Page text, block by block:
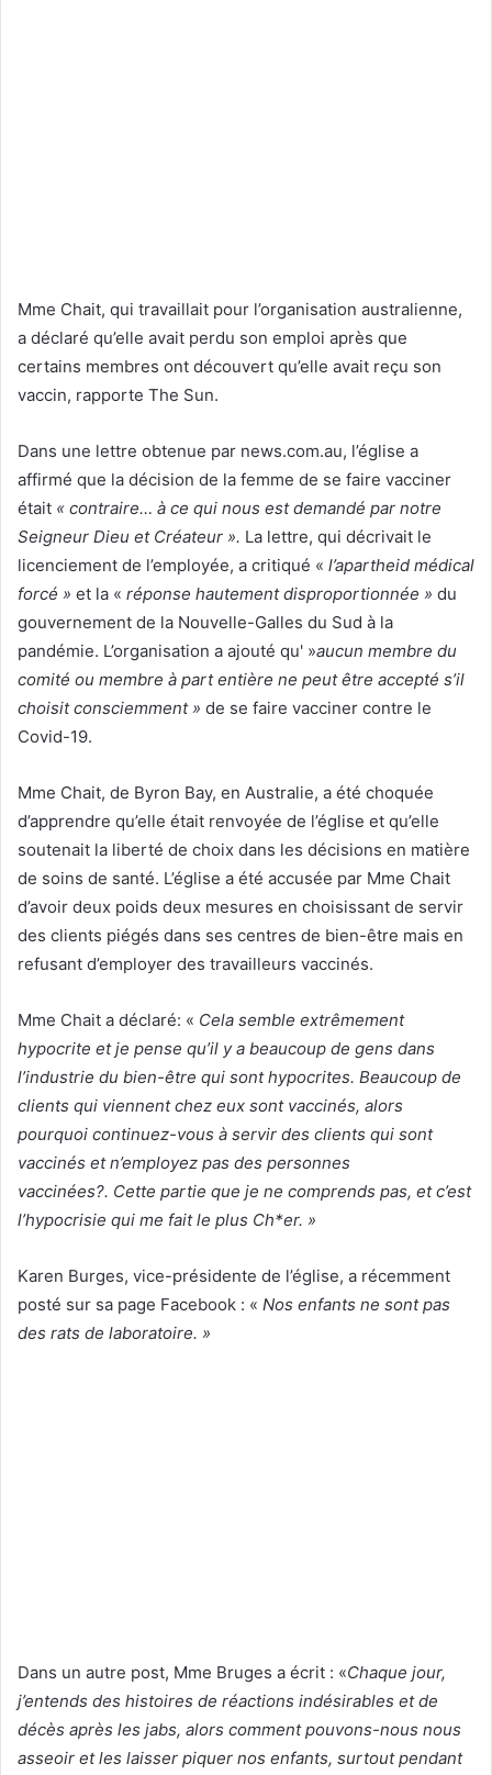
Mme Chait, qui travaillait pour l’organisation australienne,
a déclaré qu’elle avait perdu son emploi après que
certains membres ont découvert qu’elle avait reçu son
vaccin, rapporte The Sun.
Dans une lettre obtenue par news.com.au, l’église a
affirmé que la décision de la femme de se faire vacciner
était « contraire… à ce qui nous est demandé par notre
Seigneur Dieu et Créateur ». La lettre, qui décrivait le
licenciement de l’employée, a critiqué « l’apartheid médical
forcé » et la « réponse hautement disproportionnée » du
gouvernement de la Nouvelle-Galles du Sud à la
pandémie. L’organisation a ajouté qu' »aucun membre du
comité ou membre à part entière ne peut être accepté s’il
choisit consciemment » de se faire vacciner contre le
Covid-19.
Mme Chait, de Byron Bay, en Australie, a été choquée
d’apprendre qu’elle était renvoyée de l’église et qu’elle
soutenait la liberté de choix dans les décisions en matière
de soins de santé. L’église a été accusée par Mme Chait
d’avoir deux poids deux mesures en choisissant de servir
des clients piégés dans ses centres de bien-être mais en
refusant d’employer des travailleurs vaccinés.
Mme Chait a déclaré: « Cela semble extrêmement
hypocrite et je pense qu’il y a beaucoup de gens dans
l’industrie du bien-être qui sont hypocrites. Beaucoup de
clients qui viennent chez eux sont vaccinés, alors
pourquoi continuez-vous à servir des clients qui sont
vaccinés et n’employez pas des personnes
vaccinées?. Cette partie que je ne comprends pas, et c’est
l’hypocrisie qui me fait le plus Ch*er. »
Karen Burges, vice-présidente de l’église, a récemment
posté sur sa page Facebook : « Nos enfants ne sont pas
des rats de laboratoire. »
Dans un autre post, Mme Bruges a écrit : «Chaque jour,
j’entends des histoires de réactions indésirables et de
décès après les jabs, alors comment pouvons-nous nous
asseoir et les laisser piquer nos enfants, surtout pendant